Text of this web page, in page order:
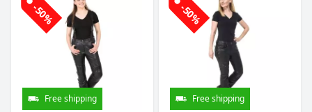
-50%
Free shipping
-50%
Free shipping